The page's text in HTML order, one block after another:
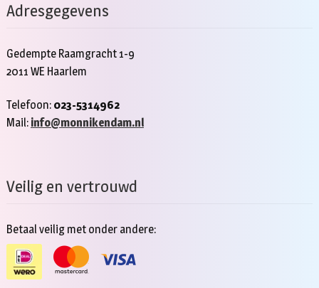
Adresgegevens
Gedempte Raamgracht 1-9
2011 WE Haarlem
Telefoon: 023-5314962
Mail: info@monnikendam.nl
Veilig en vertrouwd
Betaal veilig met onder andere: